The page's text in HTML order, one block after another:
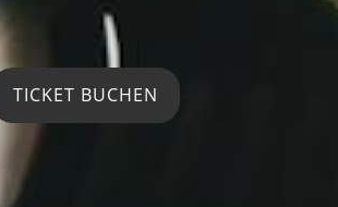
TICKET BUCHEN